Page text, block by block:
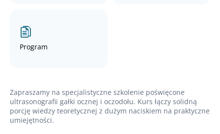
Program
Zapraszamy na specjalistyczne szkolenie poświęcone
ultrasonografii gałki ocznej i oczodołu. Kurs łączy solidną
porcję wiedzy teoretycznej z dużym naciskiem na praktyczne
umiejętności.